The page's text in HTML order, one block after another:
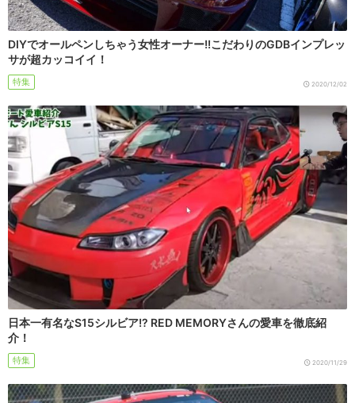
DIYでオールペンしちゃう女性オーナー!!こだわりのGDBインプレッ
サが超カッコイイ！
特集 2020/12/02
日本一有名なS15シルビア!? RED MEMORYさんの愛車を徹底紹
介！
特集 2020/11/29